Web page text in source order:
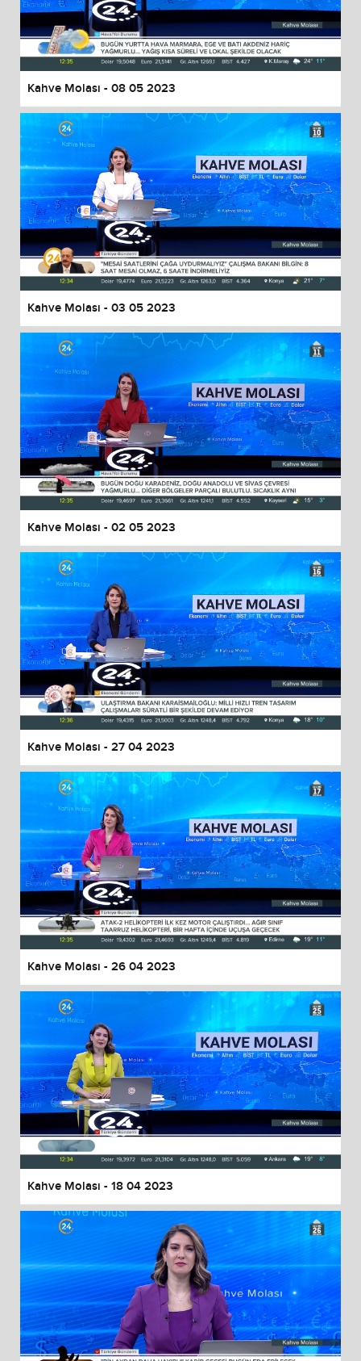
Kahve Molası - 08 05 2023
Kahve Molası - 03 05 2023
Kahve Molası - 02 05 2023
Kahve Molası - 27 04 2023
Kahve Molası - 26 04 2023
Kahve Molası - 18 04 2023